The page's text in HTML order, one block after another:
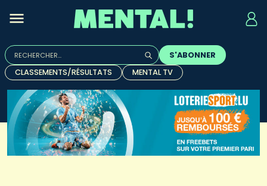
Rechercher :
Quand les résultats de l'auto-complétion sont
S'ABONNER
CLASSEMENTS/RÉSULTATS
MENTAL TV